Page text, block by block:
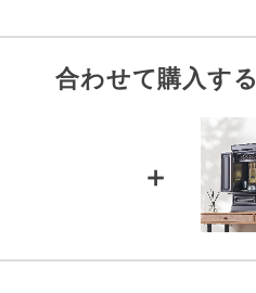
合わせて購入する
＋